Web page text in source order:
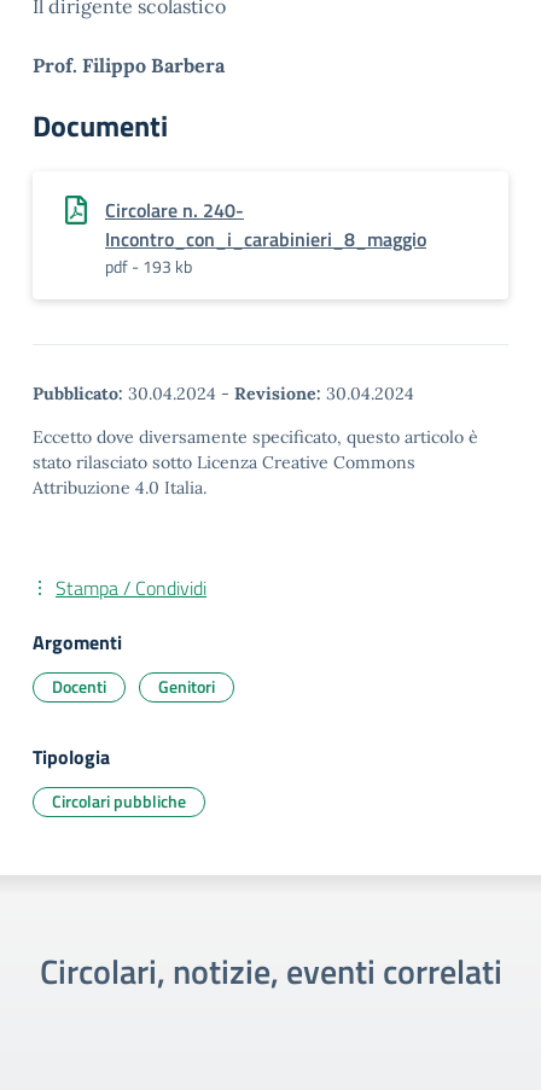
Il dirigente scolastico
Prof. Filippo Barbera
Documenti
Circolare n. 240-
Incontro_con_i_carabinieri_8_maggio
pdf - 193 kb
Pubblicato: 30.04.2024 - Revisione: 30.04.2024
Eccetto dove diversamente specificato, questo articolo è
stato rilasciato sotto Licenza Creative Commons
Attribuzione 4.0 Italia.
Stampa / Condividi
Argomenti
Docenti Genitori
Tipologia
Circolari pubbliche
Circolari, notizie, eventi correlati